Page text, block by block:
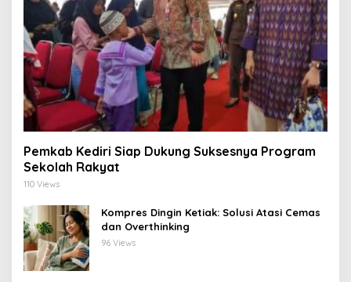
Pemkab Kediri Siap Dukung Suksesnya Program
Sekolah Rakyat
110 Views
Kompres Dingin Ketiak: Solusi Atasi Cemas
dan Overthinking
96 Views